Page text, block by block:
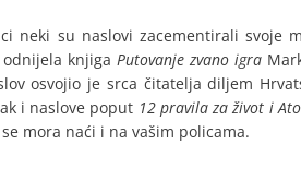
neki su naslovi zacementirali svoje
knjiga Putovanje zvano igra
osvojio je srca čitatelja diljem
i naslove poput 12 pravila za život i
mora naći i na vašim policama.